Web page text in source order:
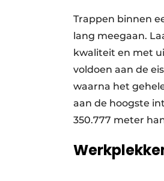
Trappen binnen
lang meegaan.
kwaliteit en met
voldoen aan de
waarna het
aan de hoogste
350.777 meter